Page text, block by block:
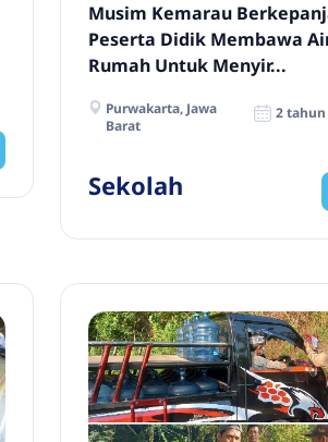
Musim Kemarau
Peserta Didik Membawa
Rumah Untuk Menyir...
Purwakarta, Jawa
Barat
2
Sekolah